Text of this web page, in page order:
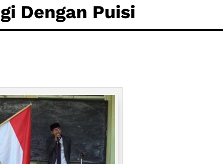
Dengan Puisi